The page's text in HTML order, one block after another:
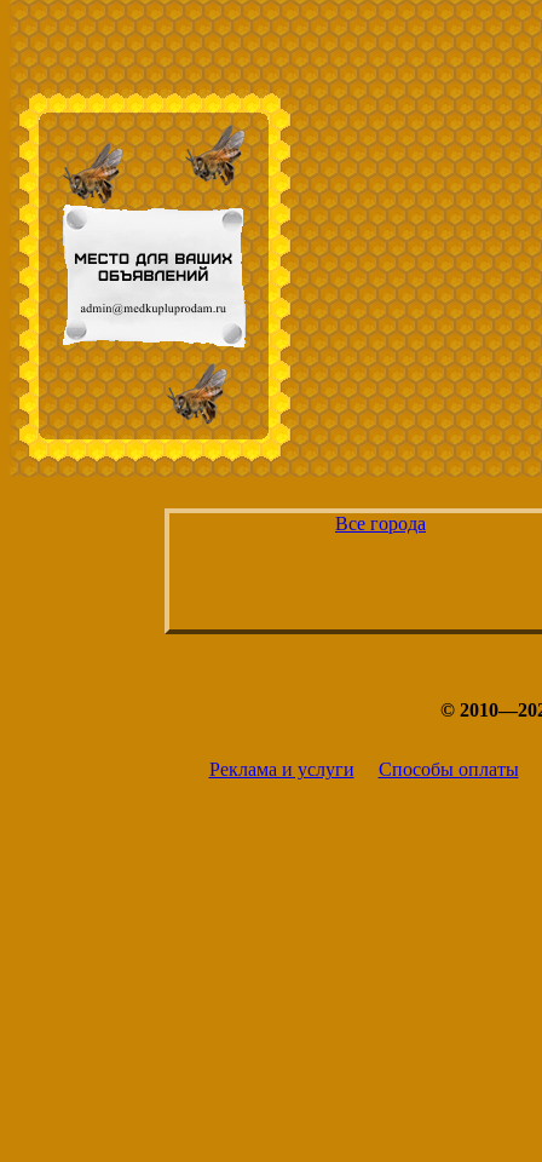
Все города
©
Реклама и услуги Способы оплаты